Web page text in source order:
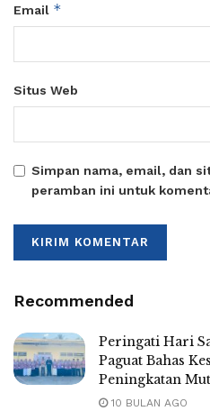
Email *
Situs Web
Simpan nama, email, dan
peramban ini untuk
Recommended
Peringati Hari
Paguat Bahas
Peningkatan
10 BULAN AGO